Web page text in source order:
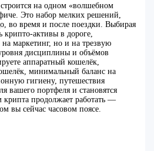
строится на одном «волшебном
Это набор мелких решений,
во время и после поездки. Выбирая
активы в дороге,
на маркетинг, но и на трезвую
дисциплины и объёмов
аппаратный кошелёк,
минимальный баланс на
гигиену, путешествия
вашего портфеля и становятся
продолжает работать —
вы сейчас часовом поясе.